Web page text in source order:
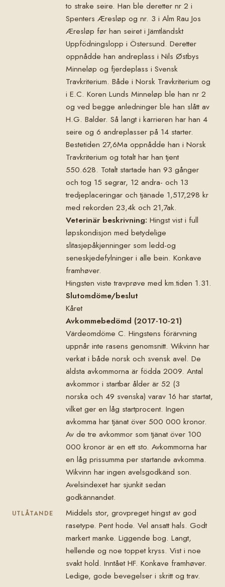
to strake seire. Han ble deretter nr 2 i
Spenters Æresløp og nr. 3 i Alm Rau Jos
Æresløp før han seiret i Jämtländskt
Uppfödningslopp i Östersund. Deretter
oppnådde han andreplass i Nils Østbys
Minneløp og fjerdeplass i Svensk
Travkriterium. Både i Norsk Travkriterium og
i E.C. Koren Lunds Minneløp ble han nr 2
og ved begge anledninger ble han slått av
H.G. Balder. Så langt i karrieren har han 4
seire og 6 andreplasser på 14 starter.
Bestetiden 27,6Ma oppnådde han i Norsk
Travkriterium og totalt har han tjent
550.628. Totalt startade han 93 gånger
och tog 15 segrar, 12 andra- och 13
tredjeplaceringar och tjänade 1,517,298 kr
med rekorden 23,4k och 21,7ak.
Veterinär beskrivning: Hingst vist i full
løpskondisjon med betydelige
slitasjepåkjenninger som ledd-og
seneskjedefylninger i alle bein. Konkave
framhøver.
Hingsten viste travprøve med km.tiden 1.31.
Slutomdöme/beslut
Kåret
Avkommebedömd (2017-10-21)
Värdeomdöme C. Hingstens förärvning
uppnår inte rasens genomsnitt. Wikvinn har
verkat i både norsk och svensk avel. De
äldsta avkommorna är födda 2009. Antal
avkommor i startbar ålder är 52 (3
norska och 49 svenska) varav 16 har startat,
vilket ger en låg startprocent. Ingen
avkomma har tjänat över 500 000 kronor.
Av de tre avkommor som tjänat över 100
000 kronor är en ett sto. Avkommorna har
en låg prissumma per startande avkomma.
Wikvinn har ingen avelsgodkänd son.
Avelsindexet har sjunkit sedan
godkännandet.
UTLÅTANDE
Middels stor, grovpreget hingst av god
rasetype. Pent hode. Vel ansatt hals. Godt
markert manke. Liggende bog. Langt,
hellende og noe toppet kryss. Vist i noe
svakt hold. Inntået HF. Konkave framhøver.
Ledige, gode bevegelser i skritt og trav.